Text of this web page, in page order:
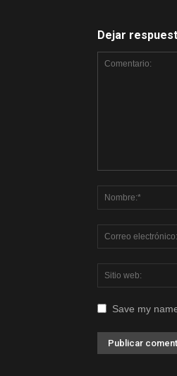
Dejar
Save my